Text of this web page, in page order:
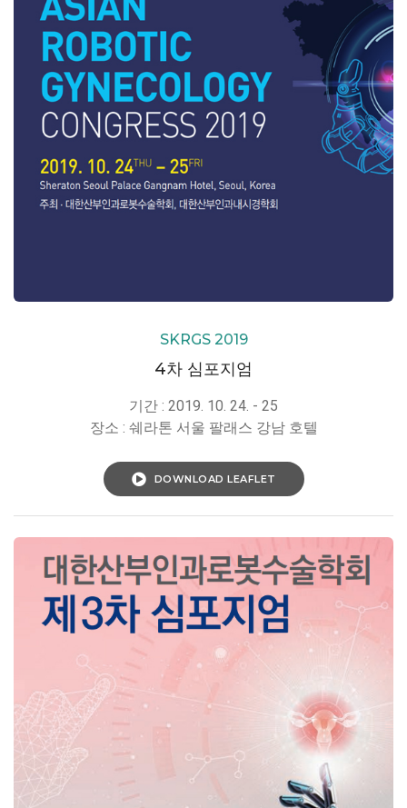
SKRGS 2019
4차 심포지엄
기간 : 2019. 10. 24. - 25
장소 : 쉐라톤 서울 팔래스 강남 호텔
DOWNLOAD LEAFLET